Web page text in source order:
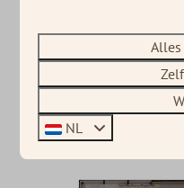
Indeling van
Alles
NL